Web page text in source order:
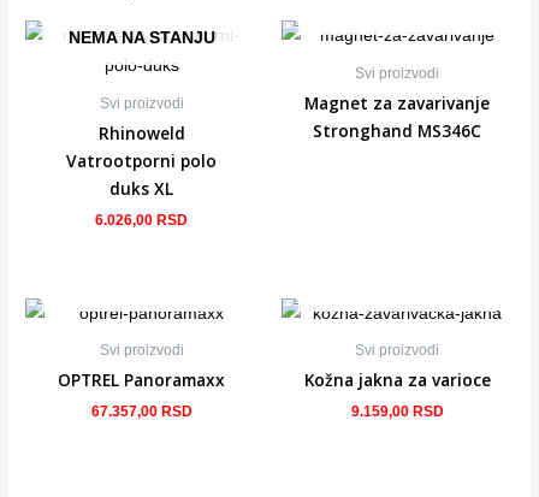
NEMA NA STANJU
Svi proizvodi
Rhinoweld
Vatrootporni polo
duks XL
6.026,00RSD
Svi proizvodi
Magnet za zavarivanje
Stronghand MS346C
Svi proizvodi
OPTREL Panoramaxx
67.357,00 RSD
Svi proizvodi
Kožna jakna za varioce
9.159,00 RSD